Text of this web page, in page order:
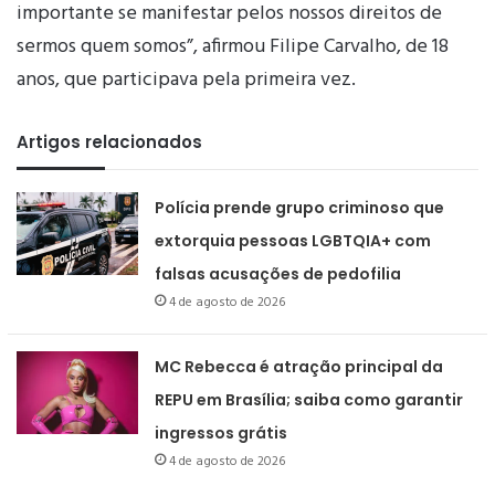
importante se manifestar pelos nossos direitos de
sermos quem somos”, afirmou Filipe Carvalho, de 18
anos, que participava pela primeira vez.
Artigos relacionados
Polícia prende grupo criminoso que
extorquia pessoas LGBTQIA+ com
falsas acusações de pedofilia
4 de agosto de 2026
MC Rebecca é atração principal da
REPU em Brasília; saiba como garantir
ingressos grátis
4 de agosto de 2026